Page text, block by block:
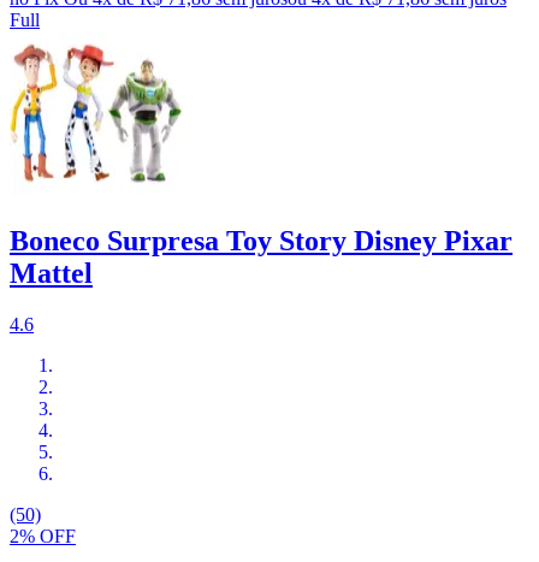
Full
Boneco Surpresa Toy Story Disney Pixar
Mattel
4.6
(50)
2% OFF